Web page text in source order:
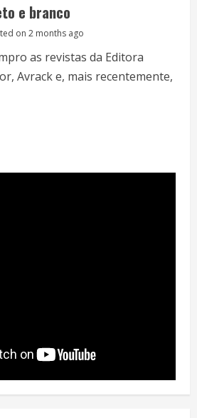
e branco
on 2 months ago
as revistas da Editora
Avrack e, mais recentemente,